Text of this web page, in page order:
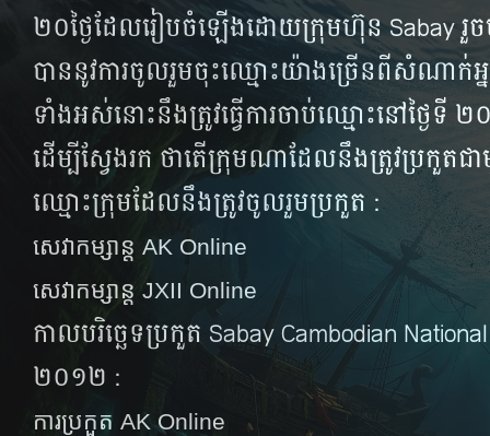
២០​​ថ្ងៃ​ដែល​រៀប​ចំ​ឡើងដោយ​ក្រុមហ៊ុន Sabay
បាន​នូវ​ការ​ចូល​រួម​ចុះ​ឈ្មោះ​យ៉ាង​ច្រើន​​ពី​សំណាក់​អ្
ទាំង​អស់​នោះ​នឹង​ត្រូវ​ធ្វើ​ការ​ចាប់​ឈ្មោះ​នៅ​ថ្ងៃ​ទី ២
ដើម្បី​ស្វែង​រក​ ថា​តើ​ក្រុម​ណា​ដែល​នឹង​ត្រូវ​ប្រកួ
ឈ្មោះក្រុមដែលនឹងត្រូវចូលរួមប្រកួត :
សេវាកម្សាន្ត AK Online
សេវាកម្សាន្ត JXII Online
កាលបរិច្ឆេទប្រកួត Sabay Cambodian
២០១២ :
ការប្រកួត AK Online